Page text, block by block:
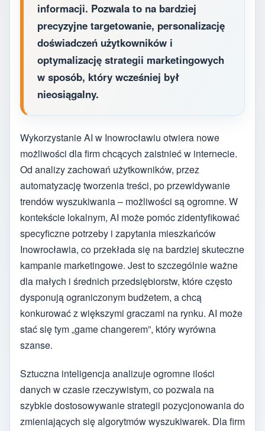
informacji. Pozwala to na bardziej
precyzyjne targetowanie, personalizację
doświadczeń użytkowników i
optymalizację strategii marketingowych
w sposób, który wcześniej był
nieosiągalny.
Wykorzystanie AI w Inowrocławiu otwiera nowe
możliwości dla firm chcących zaistnieć w internecie.
Od analizy zachowań użytkowników, przez
automatyzację tworzenia treści, po przewidywanie
trendów wyszukiwania – możliwości są ogromne. W
kontekście lokalnym, AI może pomóc zidentyfikować
specyficzne potrzeby i zapytania mieszkańców
Inowrocławia, co przekłada się na bardziej skuteczne
kampanie marketingowe. Jest to szczególnie ważne
dla małych i średnich przedsiębiorstw, które często
dysponują ograniczonym budżetem, a chcą
konkurować z większymi graczami na rynku. AI może
stać się tym „game changerem”, który wyrówna
szanse.
Sztuczna inteligencja analizuje ogromne ilości
danych w czasie rzeczywistym, co pozwala na
szybkie dostosowywanie strategii pozycjonowania do
zmieniających się algorytmów wyszukiwarek. Dla firm